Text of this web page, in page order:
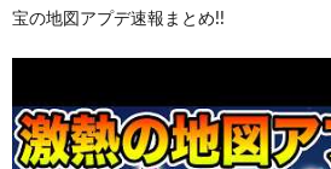
宝の地図アプデ速報まとめ!!